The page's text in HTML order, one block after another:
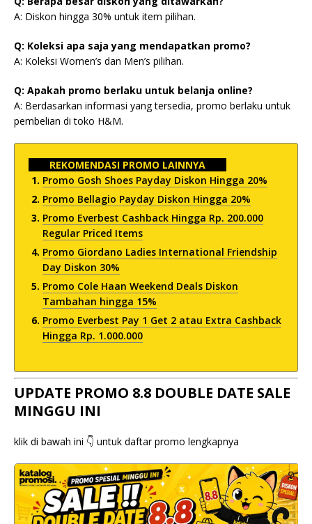
A: Diskon hingga 30% untuk item pilihan.
Q: Koleksi apa saja yang mendapatkan promo?
A: Koleksi Women’s dan Men’s pilihan.
Q: Apakah promo berlaku untuk belanja online?
A: Berdasarkan informasi yang tersedia, promo berlaku untuk
pembelian di toko H&M.
REKOMENDASI PROMO LAINNYA
Promo Gosh Shoes Payday Diskon Hingga 20%
Promo Bellagio Payday Diskon Hingga 20%
Promo Everbest Cashback Hingga Rp. 200.000
Regular Priced Items
Promo Giordano Ladies International Friendship
Day Diskon 30%
Promo Cole Haan Weekend Deals Diskon
Tambahan hingga 15%
Promo Everbest Pay 1 Get 2 atau Extra Cashback
Hingga Rp. 1.000.000
UPDATE PROMO 8.8 DOUBLE DATE SALE
MINGGU INI
klik di bawah ini 👇 untuk daftar promo lengkapnya